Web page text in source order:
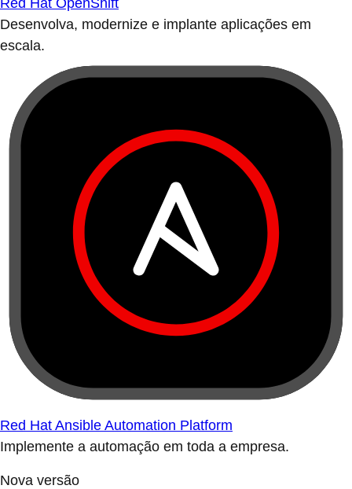
Red Hat OpenShift
Desenvolva, modernize e implante aplicações em
escala.
Red Hat Ansible Automation Platform
Implemente a automação em toda a empresa.
Nova versão